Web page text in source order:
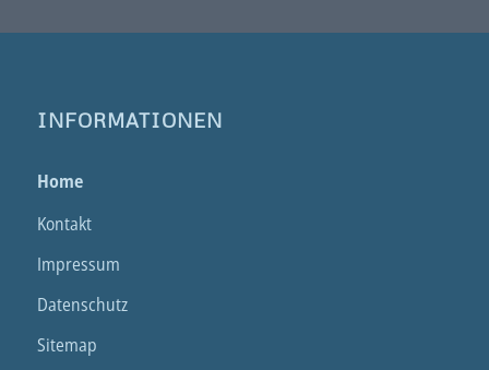
INFORMATIONEN
Home
Kontakt
Impressum
Datenschutz
Sitemap